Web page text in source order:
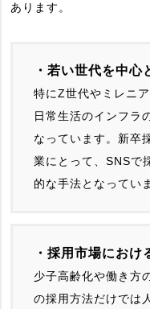
あります。
・若い世代を中
特にZ世代やミレニ
日常生活のインフラ
なっています。新卒
業にとって、SNSで
的な手法となってい
・採用市場におけ
少子高齢化や働き方
の採用方法だけでは